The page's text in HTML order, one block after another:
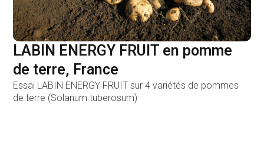
LABIN ENERGY FRUIT en pomme
de terre, France
Essai LABIN ENERGY FRUIT sur 4 variétés de pommes
de terre (Solanum tuberosum)